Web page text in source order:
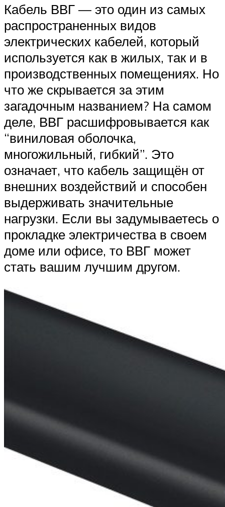
Кабель ВВГ — это один из самых
распространенных видов
электрических кабелей, который
используется как в жилых, так и в
производственных помещениях. Но
что же скрывается за этим
загадочным названием? На самом
деле, ВВГ расшифровывается как
“виниловая оболочка,
многожильный, гибкий”. Это
означает, что кабель защищён от
внешних воздействий и способен
выдерживать значительные
нагрузки. Если вы задумываетесь о
прокладке электричества в своем
доме или офисе, то ВВГ может
стать вашим лучшим другом.